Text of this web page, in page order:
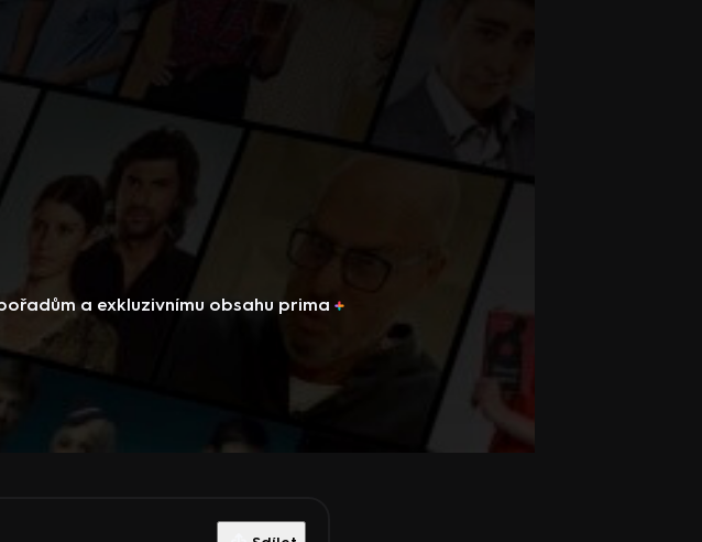
a exkluzivnímu obsahu prima